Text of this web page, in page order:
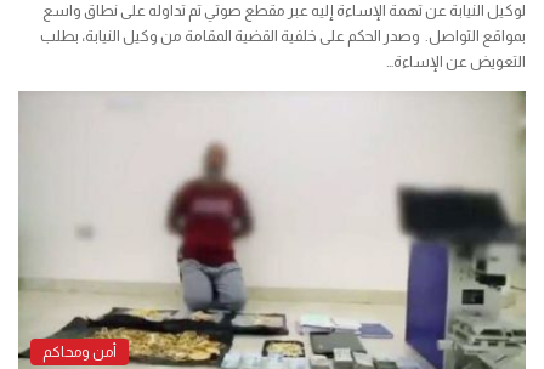
لوكيل النيابة عن تهمة الإساءة إليه عبر مقطع صوتي تم تداوله على نطاق واسع
بمواقع التواصل. وصدر الحكم على خلفية القضية المقامة من وكيل النيابة، بطلب
التعويض عن الإساءة…
أمن ومحاكم